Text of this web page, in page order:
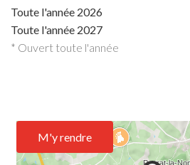
Toute l'année 2026
Toute l'année 2027
* Ouvert toute l'année
M'y rendre